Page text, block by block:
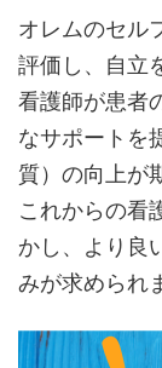
オレムのセル
評価し、自立
看護師が患者
なサポートを
質）の向上が
これからの看
かし、より良
みが求められ